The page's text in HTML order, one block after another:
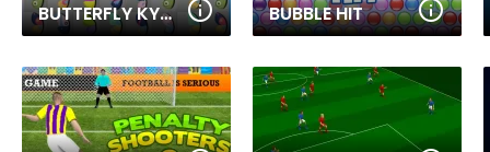
BUTTERFLY KYODAI DELUXE BUBBLE HIT